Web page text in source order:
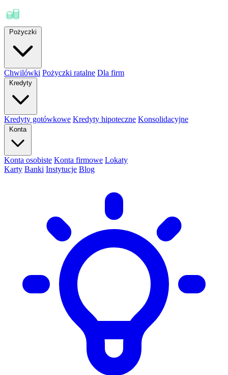
Pożyczki
Chwilówki Pożyczki ratalne Dla firm
Kredyty
Kredyty gotówkowe Kredyty hipoteczne Konsolidacyjne
Konta
Konta osobiste Konta firmowe Lokaty
Karty Banki Instytucje Blog